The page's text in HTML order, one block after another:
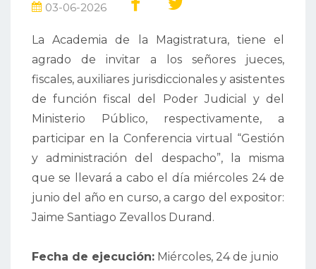
03-06-2026
La Academia de la Magistratura, tiene el
agrado de invitar a los señores jueces,
fiscales, auxiliares jurisdiccionales y asistentes
de función fiscal del Poder Judicial y del
Ministerio Público, respectivamente, a
participar en la Conferencia virtual “Gestión
y administración del despacho”, la misma
que se llevará a cabo el día miércoles 24 de
junio del año en curso, a cargo del expositor:
Jaime Santiago Zevallos Durand.
Fecha de ejecución: Miércoles, 24 de junio